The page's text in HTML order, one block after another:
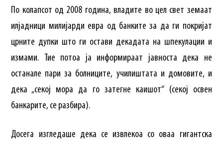
По колапсот од 2008 година, владите во цел свет земаат
илјадници милијарди евра од банките за да ги покријат
црните дупки што ги остави декадата на шпекулации и
измами. Тие потоа ја информираат јавноста дека не
останале пари за болниците, училиштата и домовите, и
дека „секој мора да го затегне каишот“ (секој освен
банкарите, се разбира).
Досега изгледаше дека се извлекоа со оваа гигантска